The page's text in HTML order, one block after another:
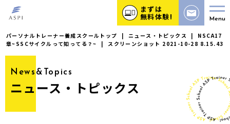
まずは
無料体験! Menu
パーソナルトレーナー養成スクールトップ | ニュース・トピックス |
NSCA17
章~SSCサイクルって知ってる？~
| スクリーンショット 2021-10-28 8.15.43
News&Topics
ニュース・トピックス